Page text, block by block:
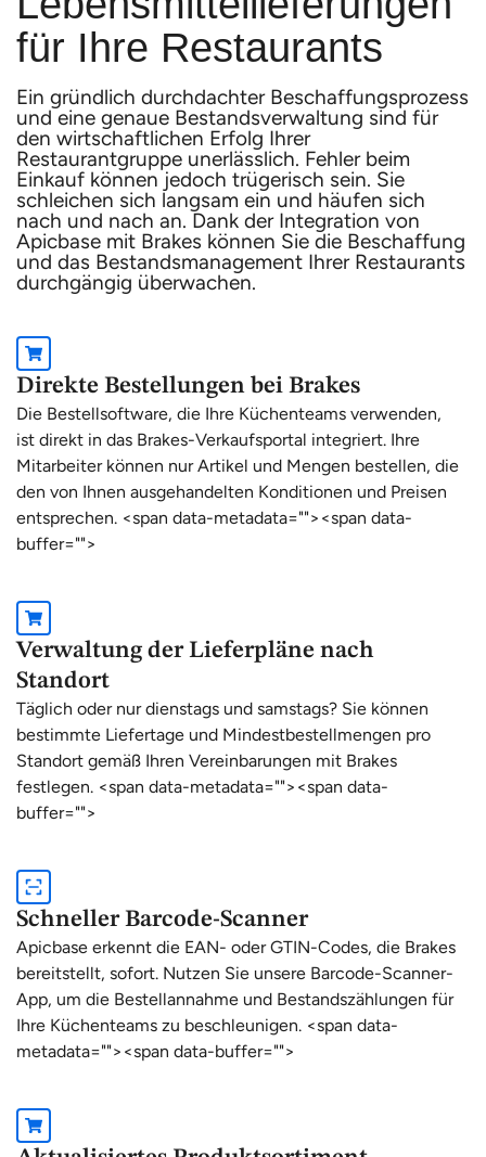
für Ihre Restaurants
Ein gründlich durchdachter Beschaffungsprozess
und eine genaue Bestandsverwaltung sind für
den wirtschaftlichen Erfolg Ihrer
Restaurantgruppe unerlässlich. Fehler beim
Einkauf können jedoch trügerisch sein. Sie
schleichen sich langsam ein und häufen sich
nach und nach an. Dank der Integration von
Apicbase mit Brakes können Sie die Beschaffung
und das Bestandsmanagement Ihrer Restaurants
durchgängig überwachen.
Direkte Bestellungen bei Brakes
Die Bestellsoftware, die Ihre Küchenteams verwenden,
ist direkt in das Brakes-Verkaufsportal integriert. Ihre
Mitarbeiter können nur Artikel und Mengen bestellen, die
den von Ihnen ausgehandelten Konditionen und Preisen
entsprechen. <span data-metadata=""><span data-
buffer="">
Verwaltung der Lieferpläne nach
Standort
Täglich oder nur dienstags und samstags? Sie können
bestimmte Liefertage und Mindestbestellmengen pro
Standort gemäß Ihren Vereinbarungen mit Brakes
festlegen. <span data-metadata=""><span data-
buffer="">
Schneller Barcode-Scanner
Apicbase erkennt die EAN- oder GTIN-Codes, die Brakes
bereitstellt, sofort. Nutzen Sie unsere Barcode-Scanner-
App, um die Bestellannahme und Bestandszählungen für
Ihre Küchenteams zu beschleunigen. <span data-
metadata=""><span data-buffer="">